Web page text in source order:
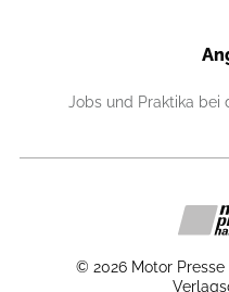
Jobs und Praktika bei
© 2026 Motor